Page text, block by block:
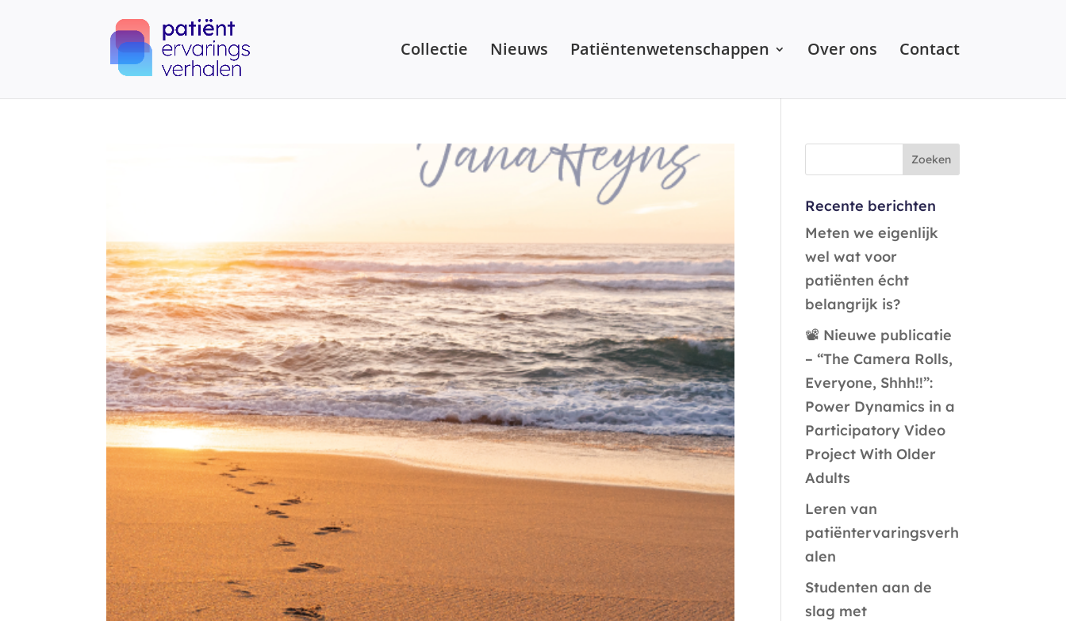
Collectie Nieuws Patiëntenwetenschappen Over ons Contact
Recente berichten
Meten we eigenlijk
wel wat voor
patiënten écht
belangrijk is?
📽️ Nieuwe publicatie
– “The Camera Rolls,
Everyone, Shhh!!”:
Power Dynamics in a
Participatory Video
Project With Older
Adults
Leren van
patiëntervaringsverh
alen
Studenten aan de
slag met